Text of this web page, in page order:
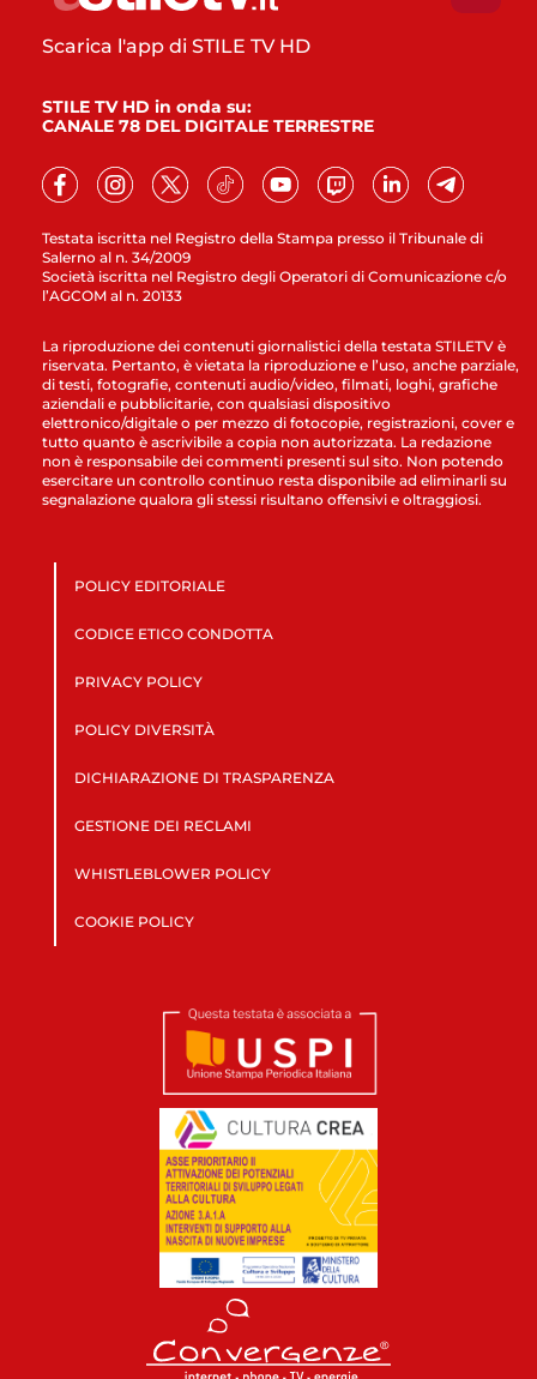
Testata iscritta nel Registro della Stampa presso il Tribunale di
Salerno al n. 34/2009
Società iscritta nel Registro degli Operatori di Comunicazione c/o
l’AGCOM al n. 20133
Scarica l'app di STILE TV HD
STILE TV HD in onda su:
CANALE 78 DEL DIGITALE TERRESTRE
La riproduzione dei contenuti giornalistici della testata STILETV è
riservata. Pertanto, è vietata la riproduzione e l’uso, anche parziale,
di testi, fotografie, contenuti audio/video, filmati, loghi, grafiche
aziendali e pubblicitarie, con qualsiasi dispositivo
elettronico/digitale o per mezzo di fotocopie, registrazioni, cover e
tutto quanto è ascrivibile a copia non autorizzata. La redazione
non è responsabile dei commenti presenti sul sito. Non potendo
esercitare un controllo continuo resta disponibile ad eliminarli su
segnalazione qualora gli stessi risultano offensivi e oltraggiosi.
POLICY EDITORIALE
CODICE ETICO CONDOTTA
PRIVACY POLICY
POLICY DIVERSITÀ
DICHIARAZIONE DI TRASPARENZA
GESTIONE DEI RECLAMI
WHISTLEBLOWER POLICY
COOKIE POLICY